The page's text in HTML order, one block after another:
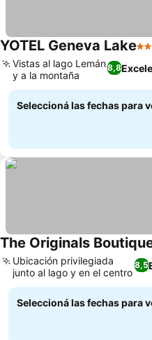
YOTEL Geneva Lake4
8,8
Vistas al lago Lemán
y a la montaña
Seleccioná las fechas para
The Originals
8,5
Ubicación privilegiada
junto al lago y en el centro
Seleccioná las fechas para